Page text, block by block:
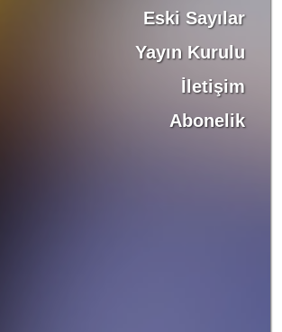
Eski Sayılar
Yayın Kurulu
İletişim
Abonelik